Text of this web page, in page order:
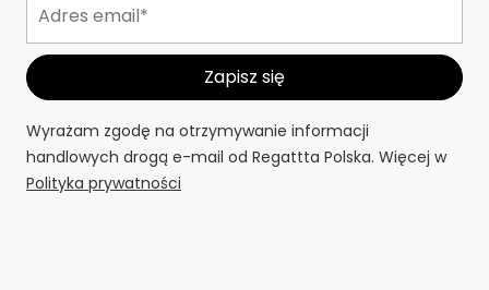
Wyrażam zgodę na otrzymywanie informacji
handlowych drogą e-mail od Regattta Polska. Więcej w
Polityka prywatności